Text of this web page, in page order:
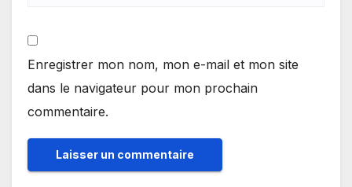
Enregistrer mon nom, mon e-mail et mon site
dans le navigateur pour mon prochain
commentaire.